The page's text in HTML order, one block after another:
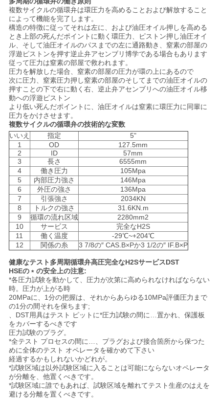
い
ニ
ュ
ー
ス
場
合
地
図
PRIVACY
POLICY
複数サイクルの循環弁は環圧力を高めることおよび解放すること
によって機能を完了します。
構造の特徴に従ってそれは左に、および油圧オイル押しを高める
とき上部の死んだポイントに動く環圧力、ピストン押し油圧オイ
ル、そして油圧オイルのパスまでの左に通路動き、窒素の部屋の
浮遊ピストンを押す逆止弁アセンブリ博学である場合もあります
従って圧力は窒素の部屋で救われます。
圧力を解放した場合、窒素の部屋の圧力が環の上にあるので
次に圧力、窒素圧力押し窒素の部屋のそしてまでの油圧オイルの
押すことの下で右に動く右、逆止弁アセンブリへの油圧オイル移
動への浮遊ピストン
より低い死んだポイントに、油圧オイルは窒素に環圧力に同輩に
圧力をかけさせます。
複数サイクルの循環弁の技術的な変数
いいえ
指定
5"
1
OD
127.5mm
2
ID
57mm
3
長さ
6555mm
4
働き圧力
105Mpa
5
内部圧力強さ
146Mpa
6
外圧の強さ
136Mpa
7
引張強さ
2034KN
8
トルクの強さ
31.6KN.m
9
循環の流れ区域
2280mm2
10
サービス
完全なH2S
11
働く温度
-29℃~+204℃
12
関係の糸 3 7/8の″ CAS.B×Pか3 1/2の″ IF.B×P
健康なテスト多周期循環弁高圧完全なH2SサービスDST
HSEの﹡の安全上の注意:
*各圧力試験を動かして、圧力が次第に高められなければならない
時。圧力が上がる時
20MPaに、1分の把握は、それからあらゆる10MPa評価圧力まで
の1分の間それを保ちます;
、DST用具はテスト ピットに*圧力試験の間に…置かれ、保護板
をカバーするべきです
圧力試験のプラグ。
*全テスト プロセスの間に…、プラグおよび接合箇所から保つた
めに全体のテスト オペレータを確かめて下さい
経過するかもしれないかどれが。
*試験区域は以外試験区域に入ることは可能にならないオペレータ
が分離を、他置くべきです。
*試験区域に誰でもあれば、試験区域を離れてテスト生産のはえを
避ける分離を置くべきです。